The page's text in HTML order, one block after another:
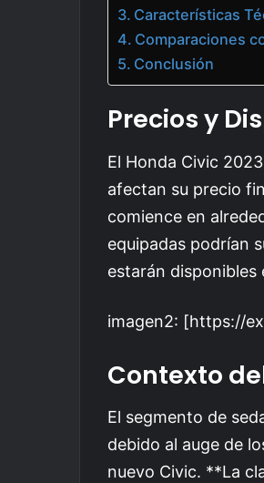
Características
Comparaciones
Conclusión
Precios y
El Honda Civic
afectan su precio
comience en
equipadas podrían
estarán
imagen2: [https://
Contexto
El segmento de
debido al auge de
nuevo Civic. **La